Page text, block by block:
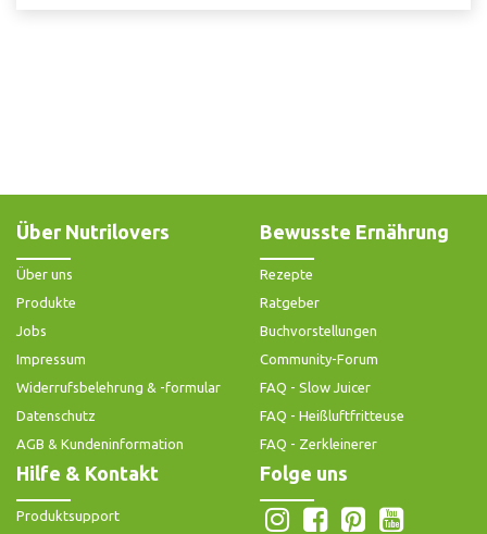
Über Nutrilovers
Über uns
Produkte
Jobs
Impressum
Widerrufsbelehrung & -formular
Datenschutz
AGB & Kundeninformation
Bewusste Ernährung
Rezepte
Ratgeber
Buchvorstellungen
Community-Forum
FAQ - Slow Juicer
FAQ - Heißluftfritteuse
FAQ - Zerkleinerer
Hilfe & Kontakt
Produktsupport
Folge uns